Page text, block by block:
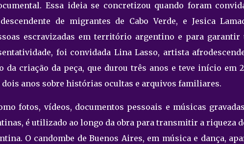
Essa ideia se concretizou quando foram
de migrantes de Cabo Verde, e Jesica
escravizadas em território argentino e para garantir
foi convidada Lina Lasso, artista
da criação da peça, que durou três anos e teve início em
anos sobre histórias ocultas e arquivos familiares.
fotos, vídeos, documentos pessoais e músicas
é utilizado ao longo da obra para transmitir a riqueza
O candombe de Buenos Aires, em música e dança,